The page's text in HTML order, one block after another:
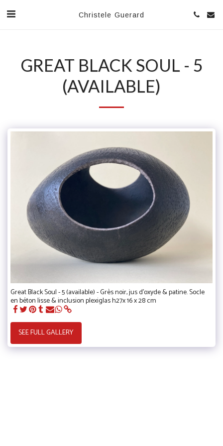
Christele Guerard
GREAT BLACK SOUL - 5
(AVAILABLE)
Great Black Soul - 5 (available) - Grès noir, jus d'oxyde & patine. Socle
en béton lisse & inclusion plexiglas h27x 16 x 28 cm
SEE FULL GALLERY